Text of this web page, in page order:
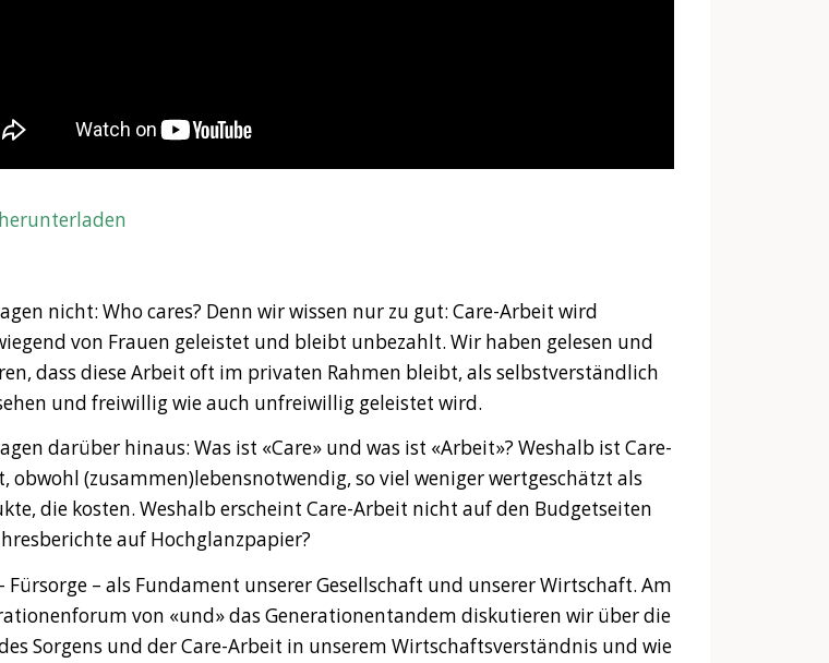
nicht: Who cares? Denn wir wissen nur zu gut: Care-Arbeit wird
von Frauen geleistet und bleibt unbezahlt. Wir haben gelesen und
dass diese Arbeit oft im privaten Rahmen bleibt, als selbstverständlich
und freiwillig wie auch unfreiwillig geleistet wird.
darüber hinaus: Was ist «Care» und was ist «Arbeit»? Weshalb ist Care-
obwohl (zusammen)lebensnotwendig, so viel weniger wertgeschätzt als
die kosten. Weshalb erscheint Care-Arbeit nicht auf den Budgetseiten
auf Hochglanzpapier?
Fürsorge – als Fundament unserer Gesellschaft und unserer Wirtschaft. Am
von «und» das Generationentandem diskutieren wir über die
Sorgens und der Care-Arbeit in unserem Wirtschaftsverständnis und wie